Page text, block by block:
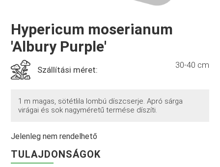
Hypericum moserianum
'Albury Purple'
Szállítási méret: 30-40 cm
1 m magas, sötétlila lombú díszcserje. Apró sárga
virágai és sok nagyméretű termése díszíti.
Jelenleg nem rendelhető
TULAJDONSÁGOK